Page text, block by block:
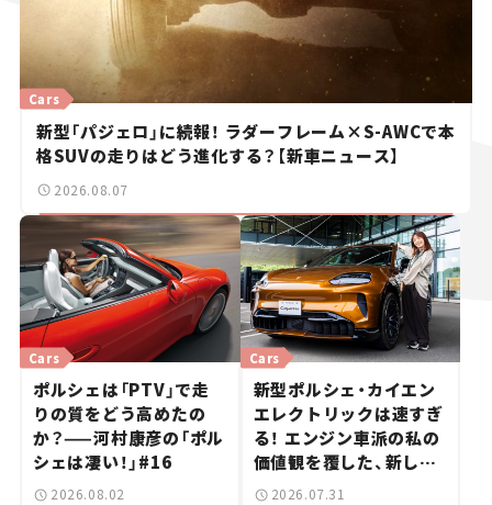
新型「パジェロ」に続報！ ラダーフレーム×S-AWCで本
格SUVの走りはどう進化する？【新車ニュース】
Cars
2026.08.07
ポルシェは「PTV」で走
りの質をどう高めたの
か？——河村康彦の「ポル
シェは凄い！」#16
Cars
2026.08.02
新型ポルシェ・カイエン
エレクトリックは速すぎ
る！ エンジン車派の私の
価値観を覆した、新しい
ポルシェの走り。
Cars
2026.07.31